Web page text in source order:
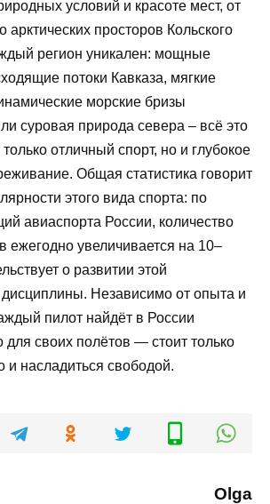
условий и красоте мест, от
арктических просторов Кольского
регион уникален: мощные
потоки Кавказа, мягкие
морские бризы
суровая природа севера – всё это
отличный спорт, но и глубокое
Общая статистика говорит
этого вида спорта: по
авиаспорта России, количество
ежегодно увеличивается на 10–
о развитии этой
Независимо от опыта и
пилот найдёт в России
для своих полётов — стоит только
и насладиться свободой.
Olga